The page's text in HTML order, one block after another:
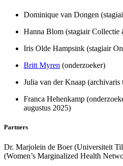
Dominique van Dongen
Hanna Blom (stagiair Collectie
Iris Olde Hampsink (stagiair
Britt Myren (onderzoeker)
Julia van der Knaap (archivaris
Franca Hehenkamp
augustus 2025)
Partners
Dr. Marjolein de Boer (Universiteit
(Women’s Marginalized Health